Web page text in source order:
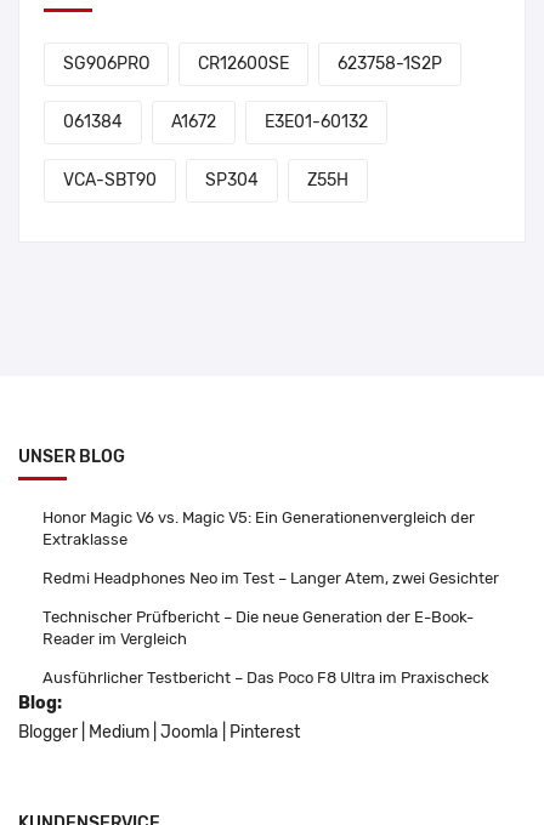
SG906PRO CR12600SE 623758-1S2P
061384 A1672 E3E01-60132
VCA-SBT90 SP304 Z55H
UNSER BLOG
Honor Magic V6 vs. Magic V5: Ein Generationenvergleich der
Extraklasse
Redmi Headphones Neo im Test – Langer Atem, zwei Gesichter
Technischer Prüfbericht – Die neue Generation der E-Book-
Reader im Vergleich
Ausführlicher Testbericht – Das Poco F8 Ultra im Praxischeck
Blog:
Blogger
Medium Joomla Pinterest